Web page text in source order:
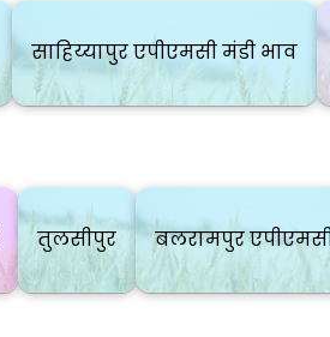
साहिय्यापुर एपीएमसी मंडी भाव
तुलसीपुर बलरामपुर